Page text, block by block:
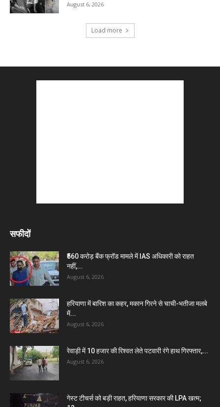
August 6, 2026
Load more
सफीदों
₹560 करोड़ बैंक फ्रॉड मामले में IAS अधिकारी को राहत
नहीं,...
August 6, 2026
हरियाणा में बारिश का कहर, मकान गिरने से चाची-भतीजा मलबे
में...
August 6, 2026
रेवाड़ी में 10 हजार की रिश्वत लेते पटवारी रंगे हाथ गिरफ्तार,...
August 6, 2026
गेस्ट टीचर्स को बड़ी राहत, हरियाणा सरकार की LPA खत्म;